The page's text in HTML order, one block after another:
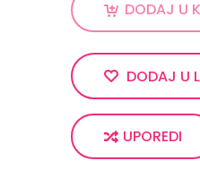
DODAJ U
DODAJ U
UPOREDI